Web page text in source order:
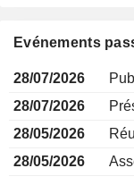
Evénements
28/07/2026
28/07/2026
28/05/2026
28/05/2026